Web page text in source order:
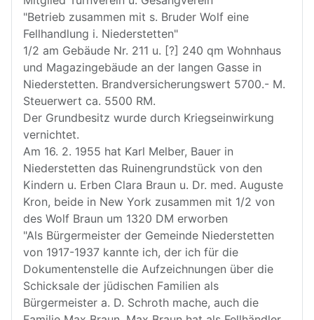
"Betrieb zusammen mit s. Bruder Wolf eine
Fellhandlung i. Niederstetten"
1/2 am Gebäude Nr. 211 u. [?] 240 qm Wohnhaus
und Magazingebäude an der langen Gasse in
Niederstetten. Brandversicherungswert 5700.- M.
Steuerwert ca. 5500 RM.
Der Grundbesitz wurde durch Kriegseinwirkung
vernichtet.
Am 16. 2. 1955 hat Karl Melber, Bauer in
Niederstetten das Ruinengrundstück von den
Kindern u. Erben Clara Braun u. Dr. med. Auguste
Kron, beide in New York zusammen mit 1/2 von
des Wolf Braun um 1320 DM erworben
"Als Bürgermeister der Gemeinde Niederstetten
von 1917-1937 kannte ich, der ich für die
Dokumentenstelle die Aufzeichnungen über die
Schicksale der jüdischen Familien als
Bürgermeister a. D. Schroth mache, auch die